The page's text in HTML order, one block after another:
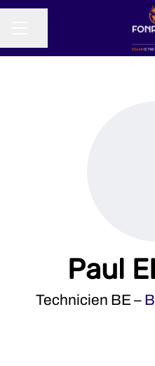
Paul
Technicien BE –